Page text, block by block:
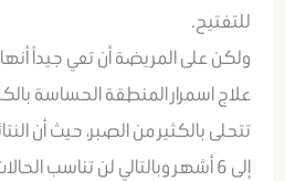
للتفتيح.
ولكن على المريضة أن تعي جيداً
علاج اسمرار المنطقة الحساسة
إلى 6 أشهر وبالتالي لن تناسب الحالات التي تريد نتائج سريعة.